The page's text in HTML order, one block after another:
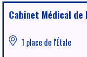
Cabinet Médical de
1 place de l'Étale